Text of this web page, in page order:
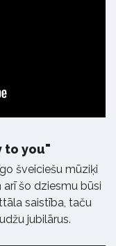
to you"
šveiciešu mūziķi
šo dziesmu būsi
saistība, taču
jubilārus.